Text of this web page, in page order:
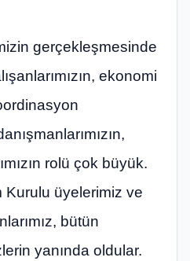
gerçekleşmesinde
ekonomi
rolü çok büyük.
Kurulu üyelerimiz ve
bütün
yanında oldular.